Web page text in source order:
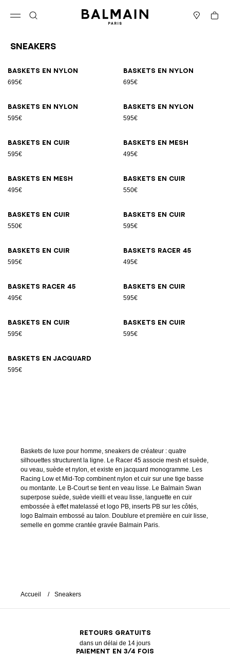
Panier
Sneakers
Baskets en nylon
695€
Baskets en nylon
695€
Baskets en nylon
595€
Baskets en nylon
595€
Baskets en cuir
595€
Baskets en mesh
495€
Baskets en mesh
495€
Baskets en cuir
550€
Baskets en cuir
550€
Baskets en cuir
595€
Baskets en cuir
595€
Baskets Racer 45
495€
Baskets Racer 45
495€
Baskets en cuir
595€
Baskets en cuir
595€
Baskets en cuir
595€
Baskets en jacquard
595€
Baskets de luxe pour homme, sneakers de créateur : quatre
silhouettes structurent la ligne. Le Racer 45 associe mesh et suède,
ou veau, suède et nylon, et existe en jacquard monogramme. Les
Racing Low et Mid-Top combinent nylon et cuir sur une tige basse
ou montante. Le B-Court se tient en veau lisse. Le Balmain Swan
superpose suède, suède vieilli et veau lisse, languette en cuir
embossée à effet matelassé et logo PB, inserts PB sur les côtés,
logo Balmain embossé au talon. Doublure et première en cuir lisse,
semelle en gomme crantée gravée Balmain Paris.
Accueil Sneakers
RETOURS GRATUITS
dans un délai de 14 jours
PAIEMENT EN 3/4 FOIS